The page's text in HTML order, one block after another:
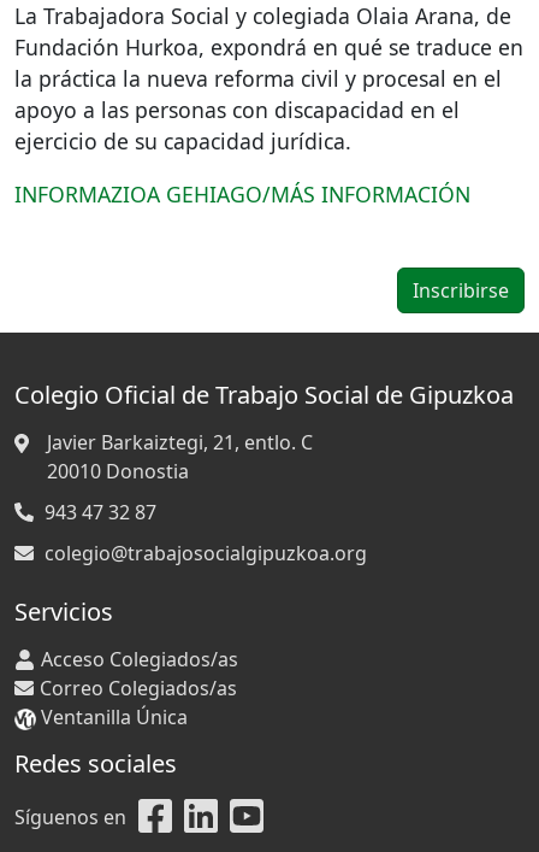
La Trabajadora Social y colegiada Olaia Arana, de
Fundación Hurkoa, expondrá en qué se traduce en
la práctica la nueva reforma civil y procesal en el
apoyo a las personas con discapacidad en el
ejercicio de su capacidad jurídica.
INFORMAZIOA GEHIAGO/MÁS INFORMACIÓN
Colegio Oficial de Trabajo Social de Gipuzkoa
Javier Barkaiztegi, 21, entlo. C
20010 Donostia
943 47 32 87
colegio@trabajosocialgipuzkoa.org
Servicios
Acceso Colegiados/as
Correo Colegiados/as
Ventanilla Única
Redes sociales
Síguenos en